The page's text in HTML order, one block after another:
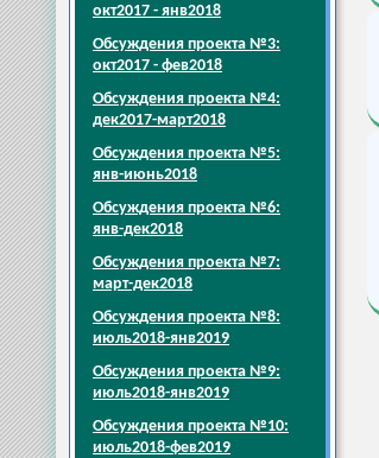
окт2017 - янв2018
Обсуждения проекта №3:
окт2017 - фев2018
Обсуждения проекта №4:
дек2017-март2018
Обсуждения проекта №5:
янв-июнь2018
Обсуждения проекта №6:
янв-дек2018
Обсуждения проекта №7:
март-дек2018
Обсуждения проекта №8:
июль2018-янв2019
Обсуждения проекта №9:
июль2018-янв2019
Обсуждения проекта №10:
июль2018-фев2019